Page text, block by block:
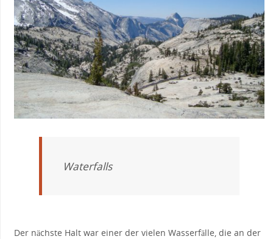
Waterfalls
Der nächste Halt war einer der vielen Wasserfälle, die an der